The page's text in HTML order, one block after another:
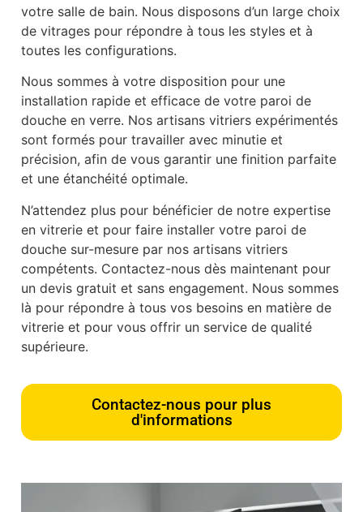
votre salle de bain. Nous disposons d’un large choix
de vitrages pour répondre à tous les styles et à
toutes les configurations.
Nous sommes à votre disposition pour une
installation rapide et efficace de votre paroi de
douche en verre. Nos artisans vitriers expérimentés
sont formés pour travailler avec minutie et
précision, afin de vous garantir une finition parfaite
et une étanchéité optimale.
N’attendez plus pour bénéficier de notre expertise
en vitrerie et pour faire installer votre paroi de
douche sur-mesure par nos artisans vitriers
compétents. Contactez-nous dès maintenant pour
un devis gratuit et sans engagement. Nous sommes
là pour répondre à tous vos besoins en matière de
vitrerie et pour vous offrir un service de qualité
supérieure.
Contactez-nous pour plus
d'informations